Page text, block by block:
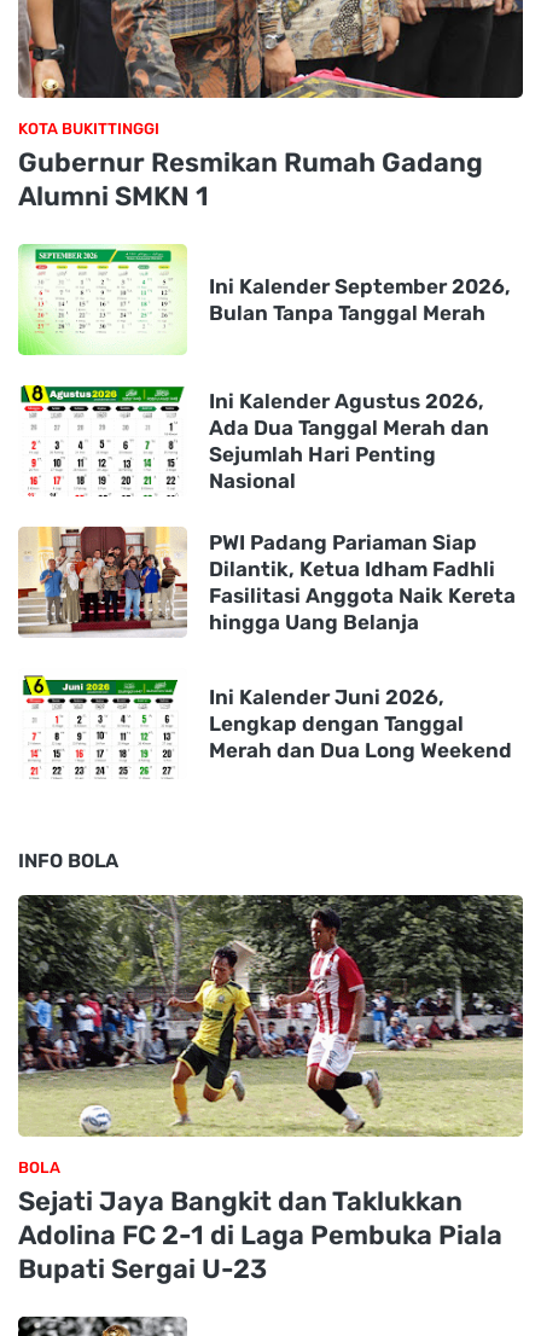
KOTA BUKITTINGGI
Gubernur Resmikan Rumah Gadang
Alumni SMKN 1
Ini Kalender September 2026,
Bulan Tanpa Tanggal Merah
Ini Kalender Agustus 2026,
Ada Dua Tanggal Merah dan
Sejumlah Hari Penting
Nasional
PWI Padang Pariaman Siap
Dilantik, Ketua Idham Fadhli
Fasilitasi Anggota Naik Kereta
hingga Uang Belanja
Ini Kalender Juni 2026,
Lengkap dengan Tanggal
Merah dan Dua Long Weekend
INFO BOLA
BOLA
Sejati Jaya Bangkit dan Taklukkan
Adolina FC 2-1 di Laga Pembuka Piala
Bupati Sergai U-23